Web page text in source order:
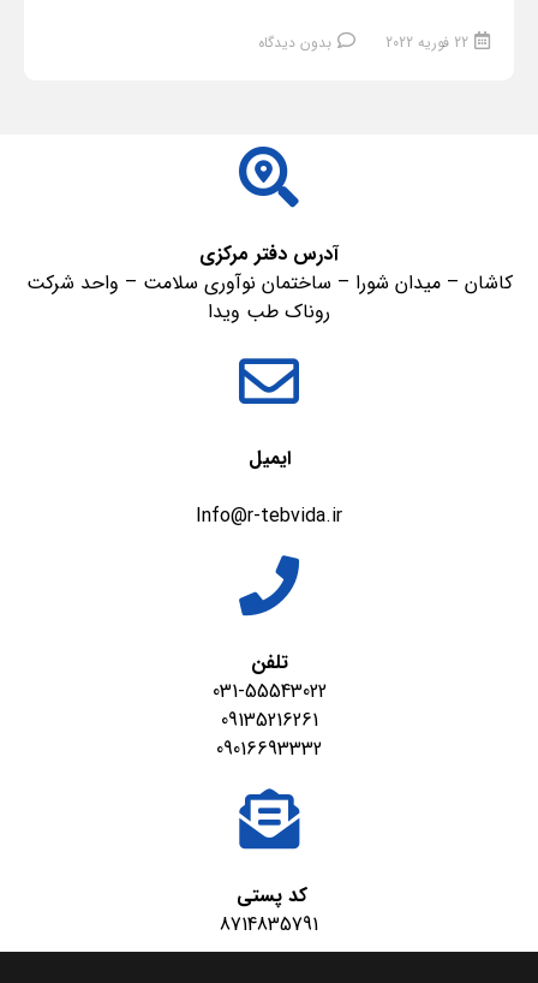
22 فوریه 2022 بدون دیدگاه
آدرس دفتر مرکزی
کاشان – میدان شورا – ساختمان نوآوری سلامت – واحد شرکت
روناک طب ویدا
ایمیل
Info@r-tebvida.ir
تلفن
031-55543022
09135216261
09016693332
کد پستی
8714835791